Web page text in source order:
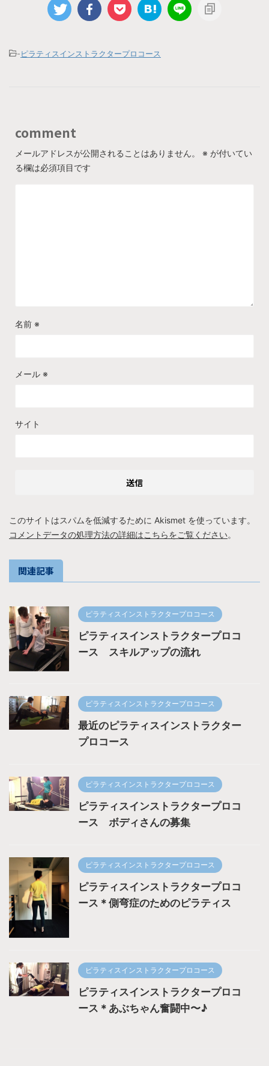
-ピラティスインストラクタープロコース
comment
メールアドレスが公開されることはありません。 ※ が付いてい
る欄は必須項目です
名前 ※
メール ※
サイト
このサイトはスパムを低減するために Akismet を使っています。
コメントデータの処理方法の詳細はこちらをご覧ください。
関連記事
ピラティスインストラクタープロコース
ピラティスインストラクタープロコ
ース スキルアップの流れ
ピラティスインストラクタープロコース
最近のピラティスインストラクター
プロコース
ピラティスインストラクタープロコース
ピラティスインストラクタープロコ
ース ボディさんの募集
ピラティスインストラクタープロコース
ピラティスインストラクタープロコ
ース＊側弯症のためのピラティス
ピラティスインストラクタープロコース
ピラティスインストラクタープロコ
ース＊あぶちゃん奮闘中〜♪